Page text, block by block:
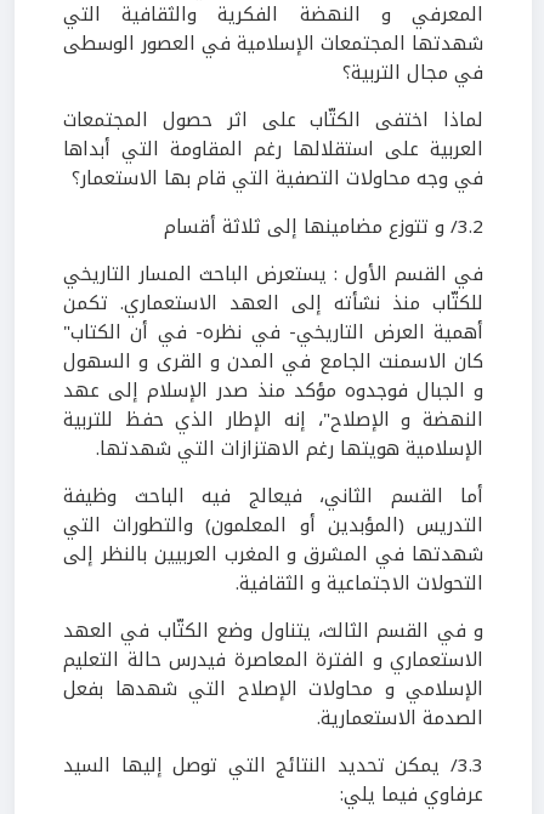
المعرفي و النهضة الفكرية والثقافية التي
شهدتها المجتمعات الإسلامية في العصور الوسطى
في مجال التربية؟
لماذا اختفى الكتّاب على اثر حصول المجتمعات
العربية على استقلالها رغم المقاومة التي أبداها
في وجه محاولات التصفية التي قام بها الاستعمار؟
3.2/ و تتوزع مضامينها إلى ثلاثة أقسام
في القسم الأول : يستعرض الباحث المسار التاريخي
للكتّاب منذ نشأته إلى العهد الاستعماري. تكمن
أهمية العرض التاريخي- في نظره- في أن الكتاب"
كان الاسمنت الجامع في المدن و القرى و السهول
و الجبال فوجدوه مؤكد منذ صدر الإسلام إلى عهد
النهضة و الإصلاح"، إنه الإطار الذي حفظ للتربية
الإسلامية هويتها رغم الاهتزازات التي شهدتها.
أما القسم الثاني، فيعالج فيه الباحث وظيفة
التدريس (المؤبدين أو المعلمون) والتطورات التي
شهدتها في المشرق و المغرب العربيين بالنظر إلى
التحولات الاجتماعية و الثقافية.
و في القسم الثالث، يتناول وضع الكتّاب في العهد
الاستعماري و الفترة المعاصرة فيدرس حالة التعليم
الإسلامي و محاولات الإصلاح التي شهدها بفعل
الصدمة الاستعمارية.
3.3/ يمكن تحديد النتائج التي توصل إليها السيد
عرفاوي فيما يلي: